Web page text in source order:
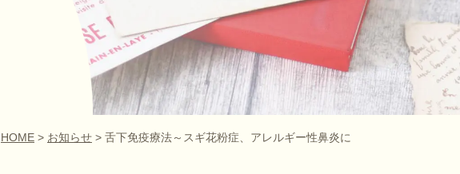
HOME > お知らせ > 舌下免疫療法～スギ花粉症、アレルギー性鼻炎に